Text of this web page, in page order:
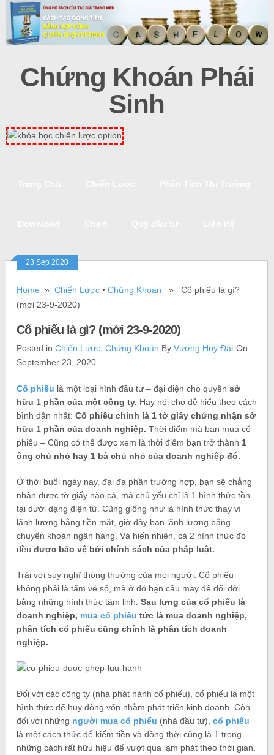
Chứng Khoán Phái
Sinh
23 Sep 2020
Home »Chiến Lược •Chứng Khoán » Cổ phiếu là gì?
(mới 23-9-2020)
Cổ phiếu là gì? (mới 23-9-2020)
Posted inChiến Lược ,Chứng Khoán ByVương Huy Đạt On
September 23, 2020
Cổ phiếu là một loại hình đầu tư – đại diện cho quyềnsở
hữu 1 phần của một công ty. Hay nói cho dễ hiểu theo cách
bình dân nhất:Cổ phiếu chính là 1 tờ giấy chứng nhận sở
hữu 1 phần của doanh nghiệp. Thời điểm mà bạn mua cổ
phiếu – Cũng có thể được xem là thời điểm bạn trở thành 1
ông chủ nhỏ hay 1 bà chủ nhỏ của doanh nghiệp đó.
Ở thời buổi ngày nay, đại đa phần trường hợp, bạn sẽ chẳng
nhận được tờ giấy nào cả, mà chủ yếu chỉ là 1 hình thức tồn
tại dưới dạng điện tử. Cũng giống như là hình thức thay vì
lãnh lương bằng tiền mặt, giờ đây bạn lãnh lương bằng
chuyển khoản ngân hàng. Và hiển nhiên, cả 2 hình thức đó
đềuđược bảo vệ bởi chính sách của pháp luật.
Trái với suy nghĩ thông thường của mọi người: Cổ phiếu
không phải là tấm vé số, mà ở đó bạn cầu may để đổi đời
bằng những hình thức tâm linh.Sau lưng của cổ phiếu là
doanh nghiệp, mua cổ phiếu tức là mua doanh nghiệp,
phân tích cổ phiếu cũng chính là phân tích doanh
nghiệp.
Đối với các công ty (nhà phát hành cổ phiếu), cổ phiếu là một
hình thức để huy động vốn nhằm phát triển kinh doanh. Còn
đối với những người mua cổ phiếu (nhà đầu tư),cổ phiếu
là một cách thức để kiếm tiền và đồng thời cũng là 1 trong
những cách rất hữu hiệu để vượt qua lạm phát theo thời gian.